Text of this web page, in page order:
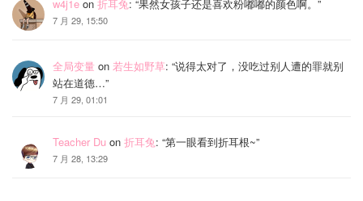
w4j1e on 折耳兔: “果然女孩子还是喜欢粉嘟嘟的颜色啊。 ”
7 月 29, 15:50
全局变量 on 若生如野草: “说得太对了，没吃过别人遭的罪就别
站在道德…”
7 月 29, 01:01
Teacher Du on 折耳兔: “第一眼看到折耳根~”
7 月 28, 13:29